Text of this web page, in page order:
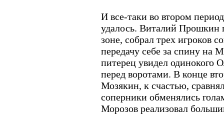
И все-таки во втором
удалось. Виталий Прошкин
зоне, собрал трех игроков
передачу себе за спину на
питерец увидел одинокого
перед воротами. В конце
Мозякин, к счастью,
соперники обменялись
Морозов реализовал